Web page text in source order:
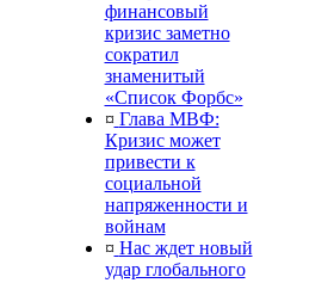
финансовый
кризис заметно
сократил
знаменитый
«Список Форбс»
¤ Глава МВФ:
Кризис может
привести к
социальной
напряженности и
войнам
¤ Нас ждет новый
удар глобального